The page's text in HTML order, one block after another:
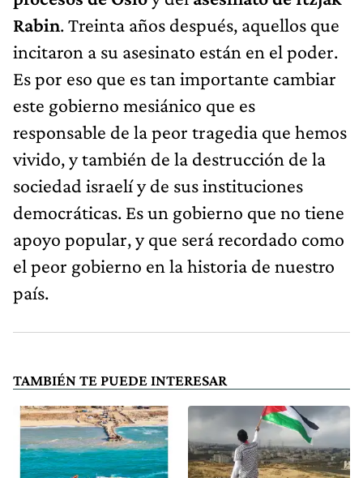
Rabin. Treinta años después, aquellos que
incitaron a su asesinato están en el poder.
Es por eso que es tan importante cambiar
este gobierno mesiánico que es
responsable de la peor tragedia que hemos
vivido, y también de la destrucción de la
sociedad israelí y de sus instituciones
democráticas. Es un gobierno que no tiene
apoyo popular, y que será recordado como
el peor gobierno en la historia de nuestro
país.
TAMBIÉN TE PUEDE INTERESAR